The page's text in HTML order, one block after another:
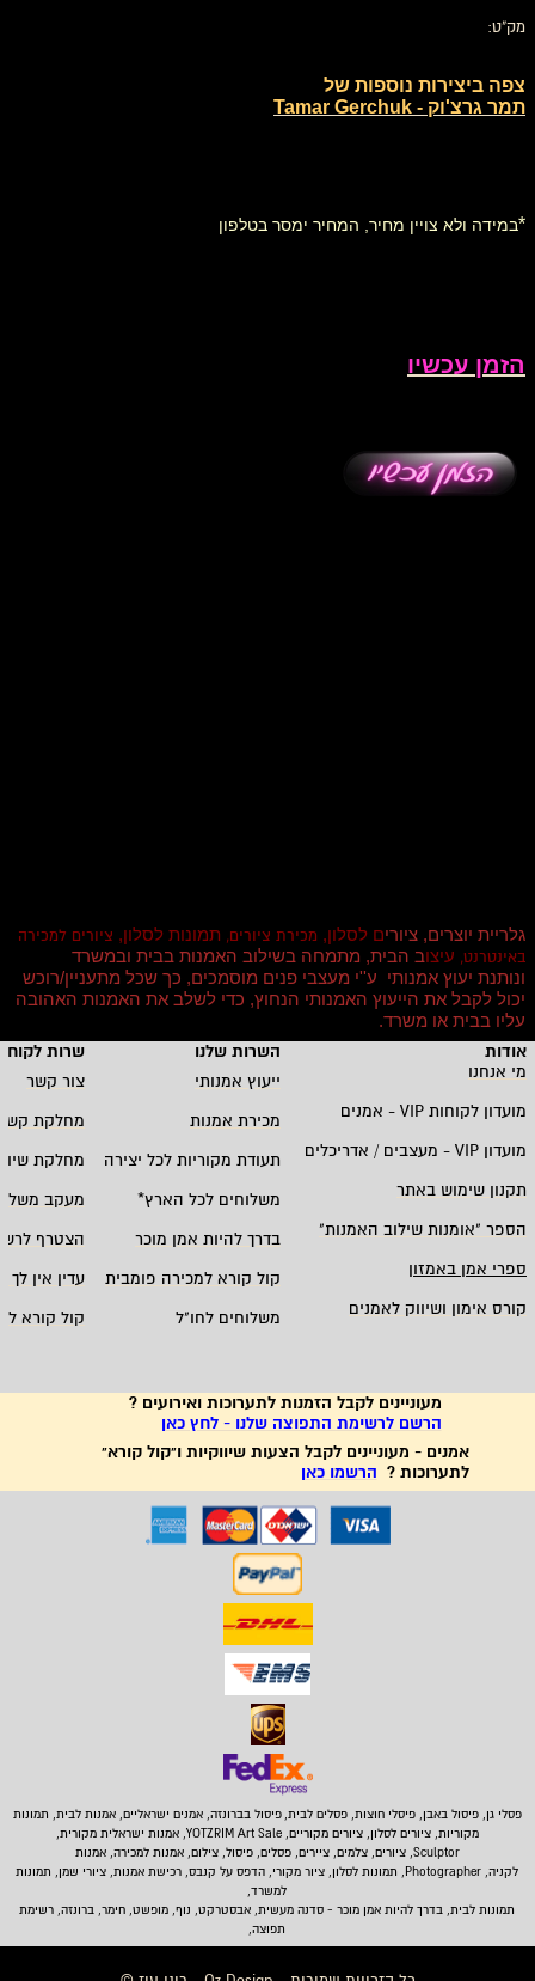
מק"ט:
צפה ביצירות נוספות של
תמר גרצ'וק - Tamar Gerchuk
*במידה ולא צויין מחיר, המחיר ימסר בטלפון
הזמן עכשיו
גלריית יוצרים, ציורים לסלון, מכירת ציורים, תמונות לסלון, ציורים למכירה
באינטרנט, עיצוב הבית, מתמחה בשילוב האמנות בבית ובמשרד
ונותנת יעוץ אמנותי ע''י מעצבי פנים מוסמכים, כך שכל מתעניין/רוכש
יכול לקבל את הייעוץ האמנותי הנחוץ, כדי לשלב את האמנות האהובה
עליו בבית או משרד.
פסלי גן, פיסול באבן, פיסלי חוצות, פסלים לבית,פיסול בברונזה, אמנים ישראליים, אמנות לבית, תמונות
מקוריות, ציורים לסלון, ציורים מקוריים, YOTZRIM Art Sale, אמנות ישראלית מקורית,
Sculptor, ציורים, צלמים, ציירים, פסלים, פיסול, צילום, אמנות למכירה, אמנות
לקניה, Photographer, תמונות לסלון, ציור מקורי, הדפס על קנבס, רכישת אמנות, ציורי שמן, תמונות
למשרד,
תמונות לבית, בדרך להיות אמן מוכר - סדנה מעשית, אבסטרקט, נוף, מופשט, חימר, ברונזה, רשימת
תפוצה,
אודות השרות שלנו
שרות
מי אנחנו
ייעוץ אמנותי
צור קשר
מועדון לקוחותVIP - אמנים מכירת אמנות
מחלקת
מועדון
מעצבים / אדריכלים תעודת מקוריות לכל יצירה
מחלקת
תקנון שימוש באתר
משלוחים לכל הארץ*
מעקב
הספר "אומנות שילוב האמנות" בדרך להיות אמן מוכר
הצטרף
ספרי אמן באמזון
קול קורא למכירה פומבית
עדין אין לך
קורס אימון ושיווק לאמנים
משלוחים לחו"ל קול קורא
מעוניינים לקבל הזמנות לתערוכות ואירועים ?
הרשם לרשימת התפוצה שלנו - לחץ כאן
אמנים - מעוניינים לקבל הצעות שיווקיות ו"קול קורא"
לתערוכות ? הרשמו כאן